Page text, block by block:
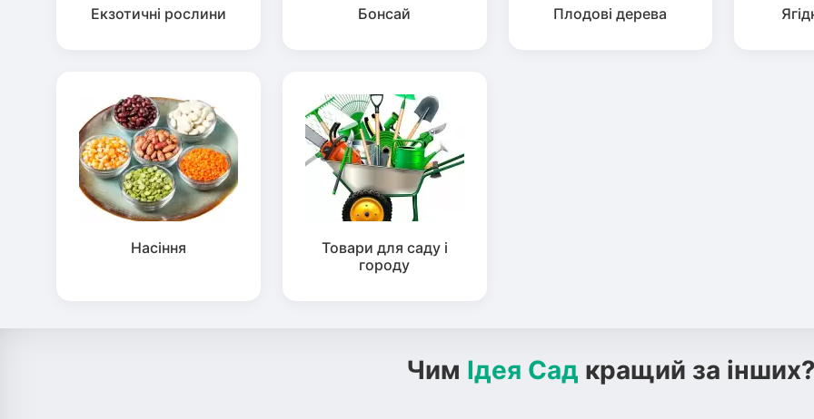
Екзотичні рослини Бонсай Плодові дерева
Насіння
Товари для саду і
городу
Чим Ідея Сад кращий за інших?